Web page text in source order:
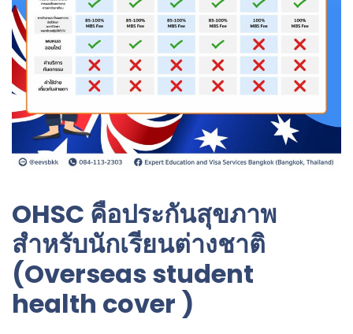
OHSC คือประกันสุขภาพ
สำหรับนักเรียนต่างชาติ
(Overseas student
health cover )